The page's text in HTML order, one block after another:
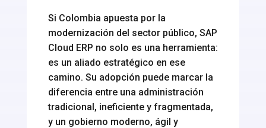
Si Colombia apuesta por la
modernización del sector público, SAP
Cloud ERP no solo es una herramienta:
es un aliado estratégico en ese
camino. Su adopción puede marcar la
diferencia entre una administración
tradicional, ineficiente y fragmentada,
y un gobierno moderno, ágil y